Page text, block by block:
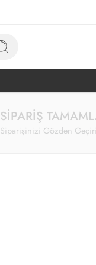
SIPARIŞ
Siparişinizi Gözden